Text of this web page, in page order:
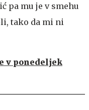
pa mu je v smehu
tako da mi ni
v ponedeljek